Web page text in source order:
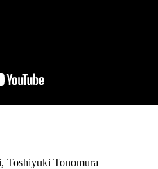
Toshiyuki Tonomura